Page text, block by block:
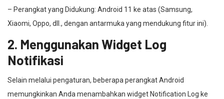
– Perangkat yang Didukung: Android 11 ke atas (Samsung,
Xiaomi, Oppo, dll., dengan antarmuka yang mendukung fitur ini).
2. Menggunakan Widget Log
Notifikasi
Selain melalui pengaturan, beberapa perangkat Android
memungkinkan Anda menambahkan widget Notification Log ke